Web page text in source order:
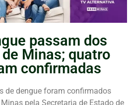
passam dos
Minas; quatro
confirmadas
de dengue foram confirmados
pela Secretaria de Estado de